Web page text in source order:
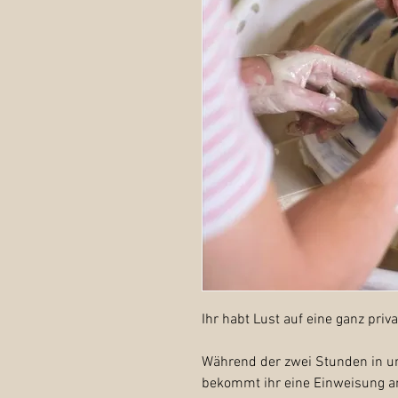
Ihr habt Lust auf eine ganz
Während der zwei Stunden in
bekommt ihr eine Einweisung